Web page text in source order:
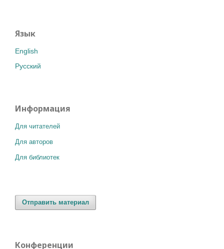
Язык
English
Русский
Информация
Для читателей
Для авторов
Для библиотек
Отправить материал
Конференции